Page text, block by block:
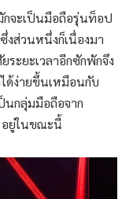
กจะเป็นมือถือรุ่นท็อป
งส่วนหนึ่งก็เนื่องมา
ระยะเวลาอีกซักพักจึง
ด้ง่ายขึ้นเหมือนกับ
นกลุ่มมือถือจาก
อยู่ในขณะนี้